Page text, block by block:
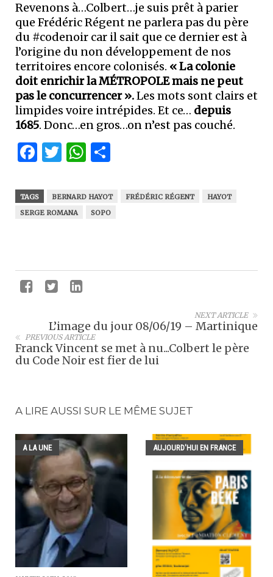
Revenons à…Colbert…je suis prêt à parier
que Frédéric Régent ne parlera pas du père
du #codenoir car il sait que ce dernier est à
l’origine du non développement de nos
territoires encore colonisés. « La colonie
doit enrichir la MÉTROPOLE mais ne peut
pas le concurrencer ».Les mots sont clairs et
limpides voire intrépides. Et ce… depuis
1685. Donc…en gros…on n’est pas couché.
Facebook
Twitter
WhatsApp
TAGS BERNARD HAYOT FRÉDÉRIC RÉGENT
HAYOT
SERGE ROMANA
SOPO
NEXT ARTICLE
L’image du jour 08/06/19 – Martinique
PREVIOUS ARTICLE
Franck Vincent se met à nu...Colbert le père
du Code Noir est fier de lui
A LIRE AUSSI SUR LE MÊME SUJET
A LA UNE AUJOURD'HUI EN FRANCE